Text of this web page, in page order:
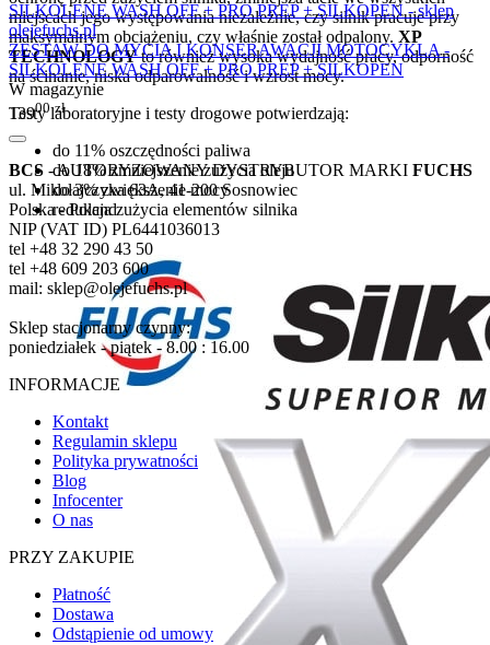
miejscach jego występowania niezależnie, czy silnik pracuje przy
maksymalnym obciążeniu, czy właśnie został odpalony. XP
TECHNOLOGYto również wysoka wydajność pracy, odporność
na ścinanie, niska odparowalność i wzrost mocy.
Testy laboratoryjne i testy drogowe potwierdzają:
do 11% oszczędności paliwa
do 18% zmniejszenie zużycia oleju
do 3% zwiększenie mocy
redukcja zużycia elementów silnika
ZESTAW DO MYCIA I KONSERAWACJI MOTOCYKLA -
SILKOLENE WASH OFF + PRO PREP + SILKOPEN
W magazynie
13900 zł
BCS - AUTORYZOWANY DYSTRYBUTOR MARKI FUCHS
ul. Mikołajczyka 63A, 41-200 Sosnowiec
Polska - Poland
NIP (VAT ID) PL6441036013
tel +48 32 290 43 50
tel +48 609 203 600
mail: sklep@olejefuchs.pl
Sklep stacjonarny czynny:
poniedziałek - piątek - 8.00 : 16.00
INFORMACJE
Kontakt
Regulamin sklepu
Polityka prywatności
Blog
Infocenter
O nas
PRZY ZAKUPIE
Płatność
Dostawa
Odstąpienie od umowy